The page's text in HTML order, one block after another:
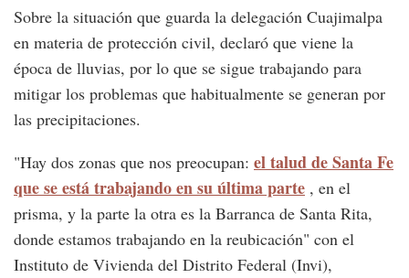
Sobre la situación que guarda la delegación Cuajimalpa
en materia de protección civil, declaró que viene la
época de lluvias, por lo que se sigue trabajando para
mitigar los problemas que habitualmente se generan por
las precipitaciones.
"Hay dos zonas que nos preocupan: el talud de Santa Fe
que se está trabajando en su última parte , en el
prisma, y la parte la otra es la Barranca de Santa Rita,
donde estamos trabajando en la reubicación" con el
Instituto de Vivienda del Distrito Federal (Invi),